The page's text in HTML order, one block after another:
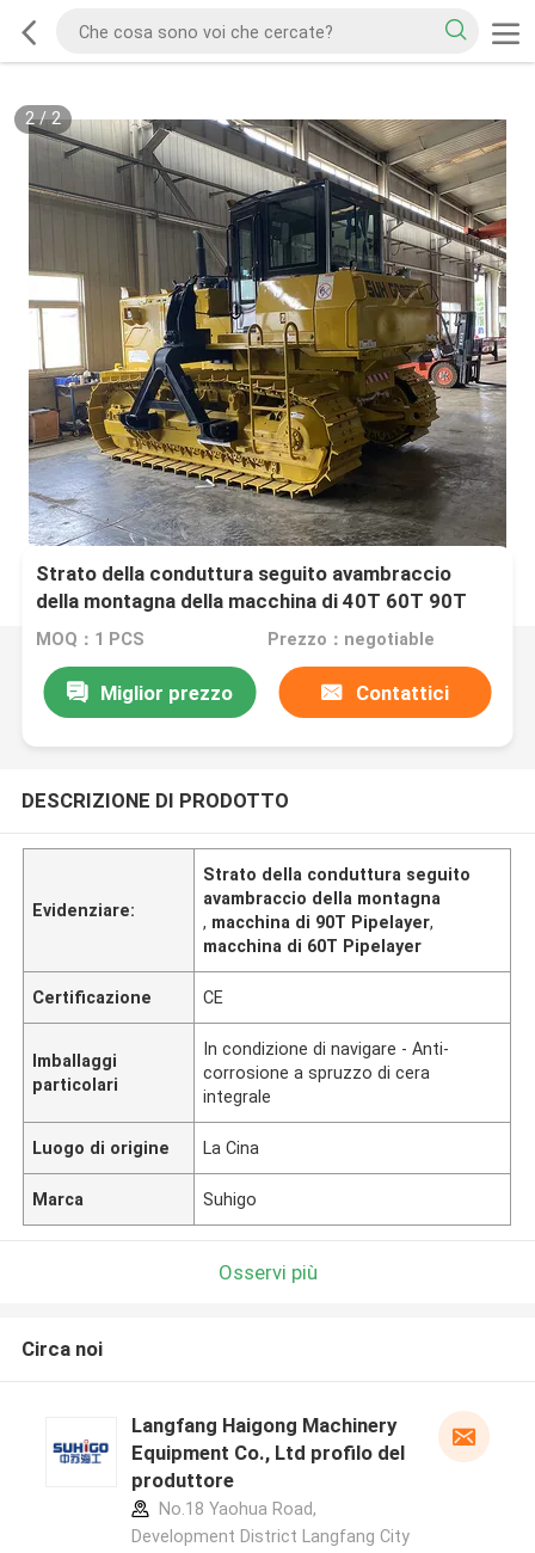
2/2
Strato della conduttura seguito avambraccio
della montagna della macchina di 40T 60T 90T
Pipelayer
MOQ：1 PCS Prezzo：negotiable
Miglior prezzo Contattici
DESCRIZIONE DI PRODOTTO
Evidenziare:
Strato della conduttura seguito
avambraccio della montagna
, macchina di 90T Pipelayer,
macchina di 60T Pipelayer
Certificazione CE
Imballaggi
particolari
In condizione di navigare - Anti-
corrosione a spruzzo di cera
integrale
Luogo di origine La Cina
Marca Suhigo
Osservi più
Circa noi
Langfang Haigong Machinery
Equipment Co., Ltd profilo del
produttore
No.18 Yaohua Road,
Development District Langfang City